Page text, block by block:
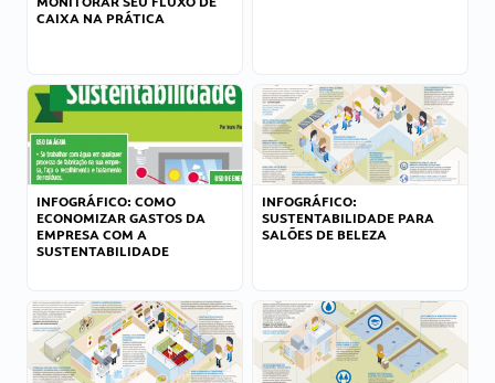
CAIXA NA PRÁTICA
INFOGRÁFICO: COMO
ECONOMIZAR GASTOS DA
EMPRESA COM A
SUSTENTABILIDADE
INFOGRÁFICO:
SUSTENTABILIDADE PARA
SALÕES DE BELEZA